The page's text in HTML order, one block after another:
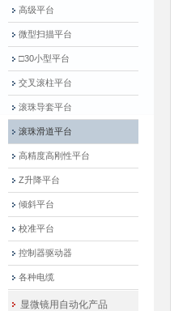
高级平台
微型扫描平台
□30小型平台
交叉滚柱平台
滚珠导套平台
滚珠滑道平台
高精度高刚性平台
Z升降平台
倾斜平台
校准平台
控制器驱动器
各种电缆
显微镜用自动化产品